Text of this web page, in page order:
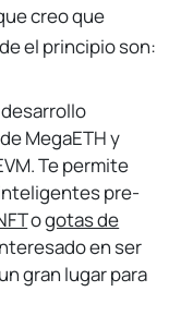
creo que
el principio son:
MegaETH y
Te permite
pre-
ogotas de
en ser
gran lugar para